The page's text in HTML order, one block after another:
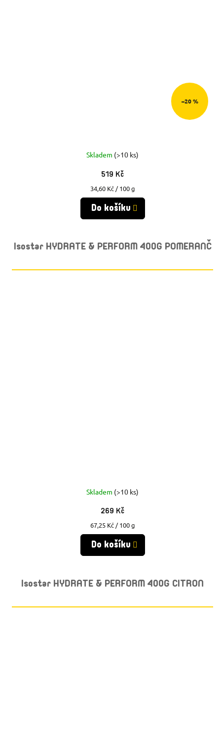
–20 %
Skladem (>10 ks)
519 Kč
Měrná
cena:
34,60 Kč / 100 g
Do košíku
Isostar HYDRATE & PERFORM 400G POMERANČ
Skladem (>10 ks)
269 Kč
Měrná
cena:
67,25 Kč / 100 g
Do košíku
Isostar HYDRATE & PERFORM 400G CITRON